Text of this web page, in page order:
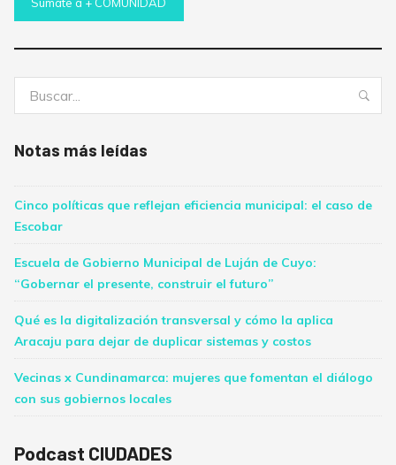
Notas más leídas
Cinco políticas que reflejan eficiencia municipal: el caso de
Escobar
Escuela de Gobierno Municipal de Luján de Cuyo:
“Gobernar el presente, construir el futuro”
Qué es la digitalización transversal y cómo la aplica
Aracaju para dejar de duplicar sistemas y costos
Vecinas x Cundinamarca: mujeres que fomentan el diálogo
con sus gobiernos locales
Podcast CIUDADES